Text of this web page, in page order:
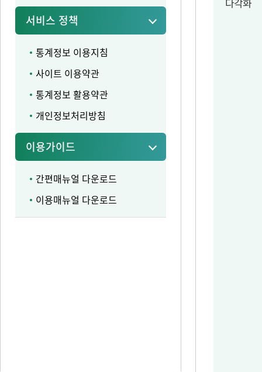
서비스 정책
통계정보 이용지침
사이트 이용약관
통계정보 활용약관
개인정보처리방침
이용가이드
간편매뉴얼 다운로드
이용매뉴얼 다운로드